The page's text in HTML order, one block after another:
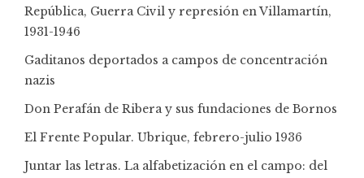
República, Guerra Civil y represión en Villamartín,
1931-1946
Gaditanos deportados a campos de concentración
nazis
Don Perafán de Ribera y sus fundaciones de Bornos
El Frente Popular. Ubrique, febrero-julio 1936
Juntar las letras. La alfabetización en el campo: del